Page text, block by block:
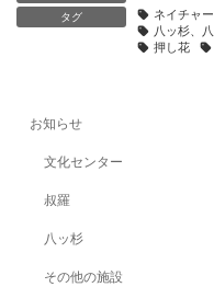
タグ
ネイチャ
八ッ杉、
押し花
お知らせ
文化センター
叔羅
八ッ杉
その他の施設